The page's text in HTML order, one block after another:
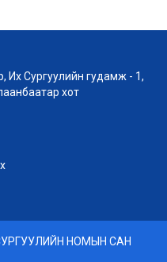
Их Сургуулийн гудамж - 1,
хот
НОМЫН САН